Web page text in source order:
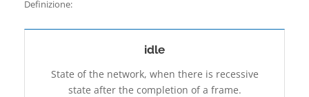
Definizione:
idle
State of the network, when there is recessive
state after the completion of a frame.